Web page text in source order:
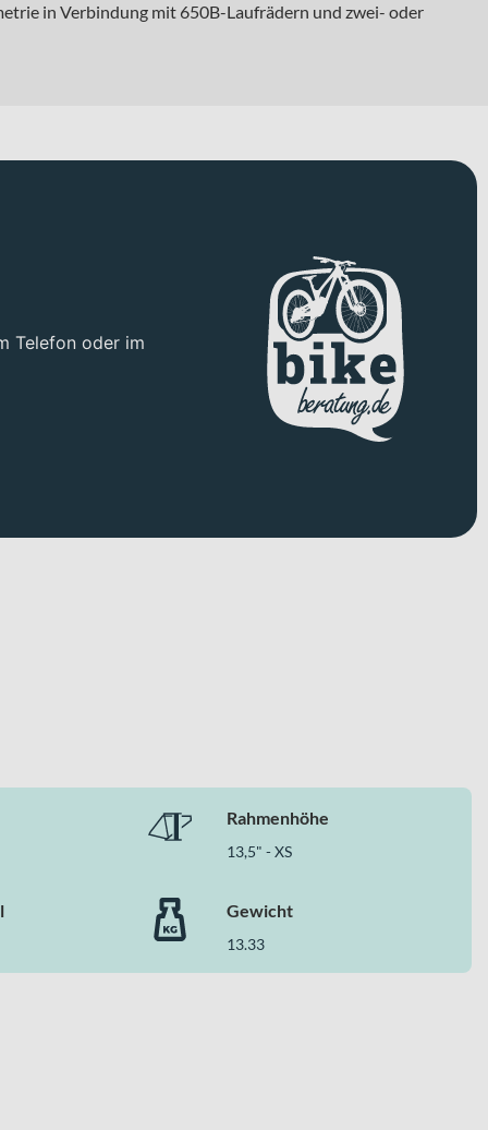
in Verbindung mit 650B-Laufrädern und zwei- oder
Telefon oder im
Rahmenhöhe
13,5" - XS
Gewicht
13.33